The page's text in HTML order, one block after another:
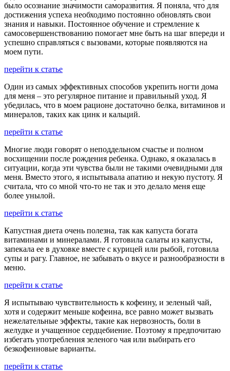
было осознание значимости саморазвития. Я поняла, что для
достижения успеха необходимо постоянно обновлять свои
знания и навыки. Постоянное обучение и стремление к
самосовершенствованию помогает мне быть на шаг впереди и
успешно справляться с вызовами, которые появляются на
моем пути.
перейти к статье
Один из самых эффективных способов укрепить ногти дома
для меня – это регулярное питание и правильный уход. Я
убедилась, что в моем рационе достаточно белка, витаминов и
минералов, таких как цинк и кальций.
перейти к статье
Многие люди говорят о неподдельном счастье и полном
восхищении после рождения ребенка. Однако, я оказалась в
ситуации, когда эти чувства были не такими очевидными для
меня. Вместо этого, я испытывала апатию и некую пустоту. Я
считала, что со мной что-то не так и это делало меня еще
более унылой.
перейти к статье
Капустная диета очень полезна, так как капуста богата
витаминами и минералами. Я готовила салаты из капусты,
запекала ее в духовке вместе с курицей или рыбой, готовила
супы и рагу. Главное, не забывать о вкусе и разнообразности в
меню.
перейти к статье
Я испытываю чувствительность к кофеину, и зеленый чай,
хотя и содержит меньше кофеина, все равно может вызвать
нежелательные эффекты, такие как нервозность, боли в
желудке и учащенное сердцебиение. Поэтому я предпочитаю
избегать употребления зеленого чая или выбирать его
безкофеиновые варианты.
перейти к статье